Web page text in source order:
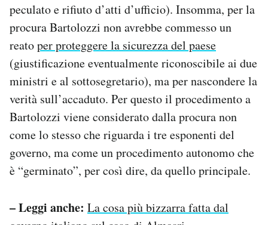
peculato e rifiuto d’atti d’ufficio). Insomma, per la
procura Bartolozzi non avrebbe commesso un
reatoper proteggere la sicurezza del paese
(giustificazione eventualmente riconoscibile ai due
ministri e al sottosegretario), ma per nascondere la
verità sull’accaduto. Per questo il procedimento a
Bartolozzi viene considerato dalla procura non
come lo stesso che riguarda i tre esponenti del
governo, ma come un procedimento autonomo che
è “germinato”, per così dire, da quello principale.
– Leggi anche: La cosa più bizzarra fatta dal